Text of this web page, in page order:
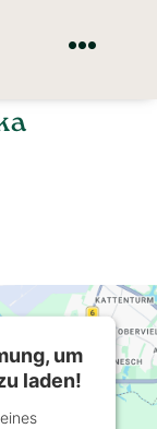
um
laden!